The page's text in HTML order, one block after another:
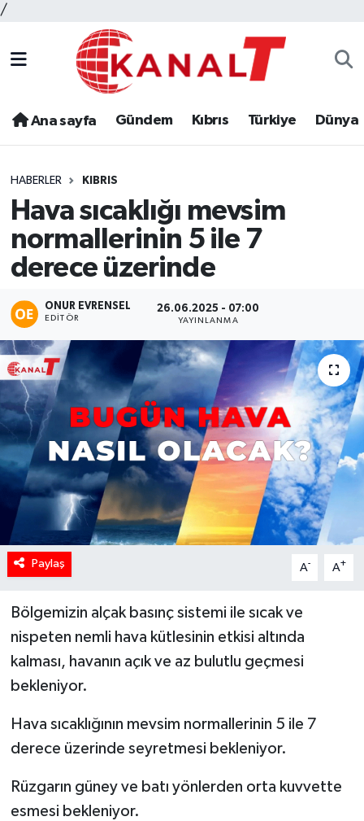
/
Ana sayfa Gündem Kıbrıs Türkiye Dünya
HABERLER KIBRIS
Hava sıcaklığı mevsim
normallerinin 5 ile 7
derece üzerinde
ONUR EVRENSEL
EDITÖR
26.06.2025 - 07:00
YAYINLANMA
Paylaş A- A+
Bölgemizin alçak basınç sistemi ile sıcak ve
nispeten nemli hava kütlesinin etkisi altında
kalması, havanın açık ve az bulutlu geçmesi
bekleniyor.
Hava sıcaklığının mevsim normallerinin 5 ile 7
derece üzerinde seyretmesi bekleniyor.
Rüzgarın güney ve batı yönlerden orta kuvvette
esmesi bekleniyor.